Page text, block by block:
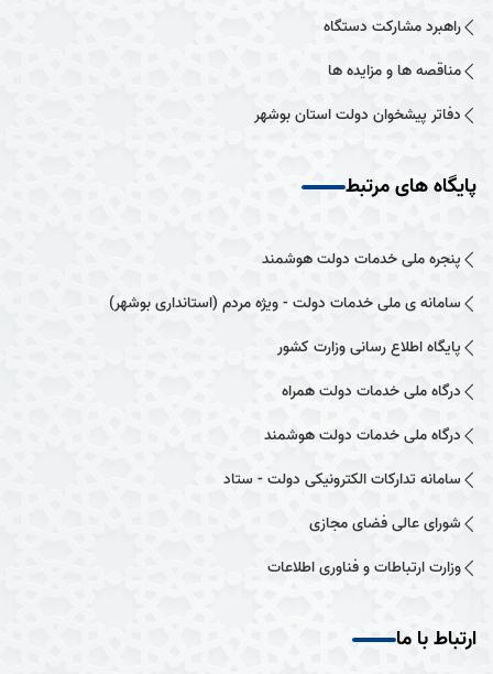
راهبرد مشارکت دستگاه
مناقصه ها و مزایده ها
دفاتر پیشخوان دولت استان بوشهر
پایگاه های مرتبط
پنجره ملی خدمات دولت هوشمند
سامانه ی ملی خدمات دولت - ویژه مردم (استانداری بوشهر)
پایگاه اطلاع رسانی وزارت کشور
درگاه ملی خدمات دولت همراه
درگاه ملی خدمات دولت هوشمند
سامانه تدارکات الکترونیکی دولت - ستاد
شورای عالی فضای مجازی
وزارت ارتباطات و فناوری اطلاعات
ارتباط با ما